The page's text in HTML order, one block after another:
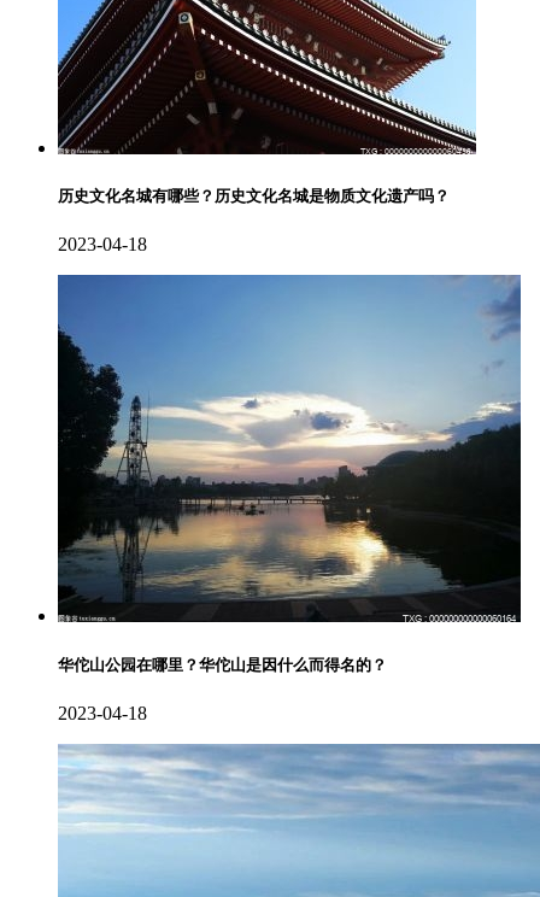
历史文化名城有哪些？历史文化名城是物质文化遗产吗？
2023-04-18
华佗山公园在哪里？华佗山是因什么而得名的？
2023-04-18